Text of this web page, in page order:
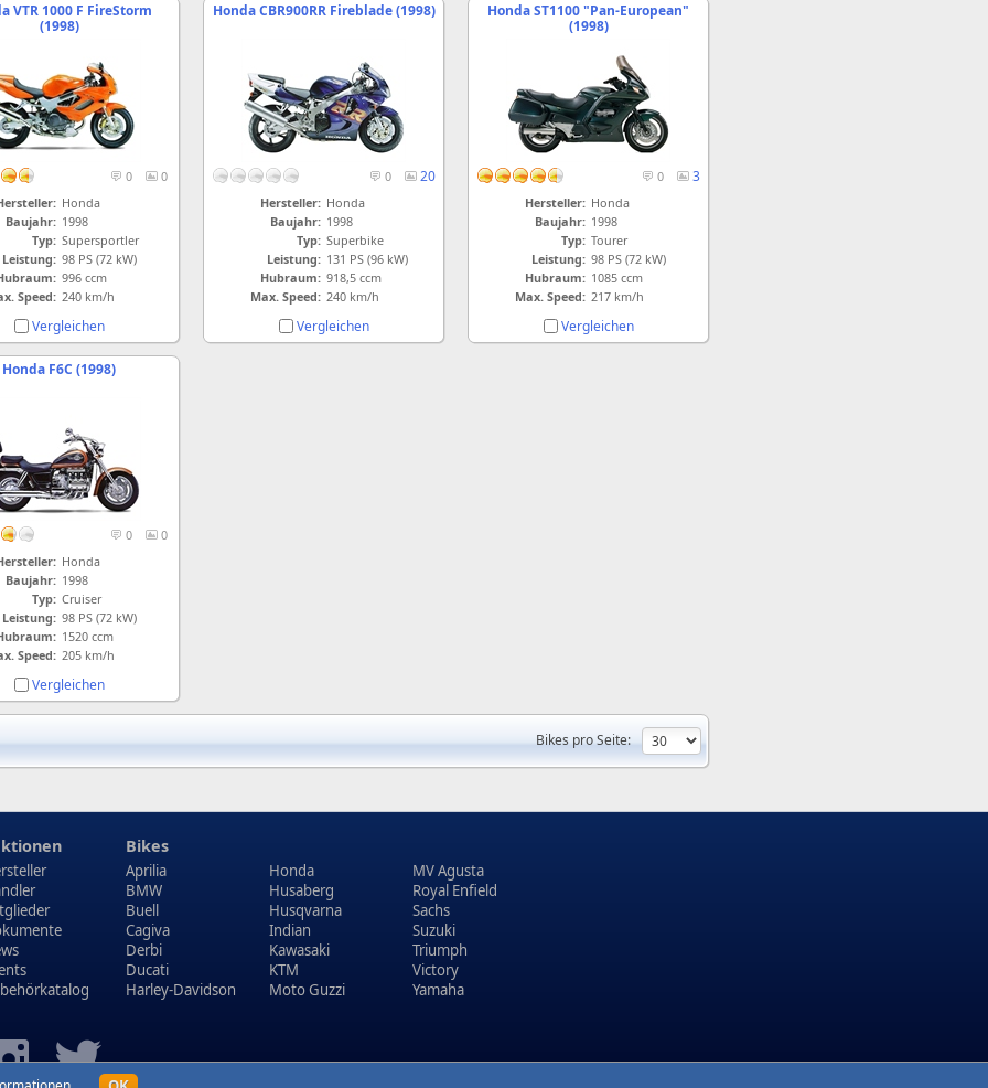
VTR 1000 F FireStorm
(1998)
0
0
Honda
Baujahr: 1998
Typ: Supersportler
Leistung: 98 PS (72 kW)
996 ccm
Speed: 240 km/h
Vergleichen
Honda CBR900RR Fireblade (1998)
20
0
Hersteller: Honda
Baujahr: 1998
Typ: Superbike
Leistung: 131 PS (96 kW)
Hubraum: 918,5 ccm
Max. Speed: 240 km/h
Vergleichen
Honda ST1100 "Pan-European"
(1998)
3
0
Hersteller: Honda
Baujahr: 1998
Typ: Tourer
Leistung: 98 PS (72 kW)
Hubraum: 1085 ccm
Max. Speed: 217 km/h
Vergleichen
Honda F6C (1998)
0
0
Honda
Baujahr: 1998
Typ: Cruiser
Leistung: 98 PS (72 kW)
1520 ccm
Speed: 205 km/h
Vergleichen
Bikes pro Seite:
Bikes
Aprilia
BMW
Buell
Cagiva
Derbi
Ducati
Harley-Davidson
Honda
Husaberg
Husqvarna
Indian
Kawasaki
KTM
Moto Guzzi
MV Agusta
Royal Enfield
Sachs
Suzuki
Triumph
Victory
Yamaha